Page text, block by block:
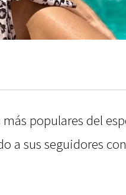
populares del
a sus seguidores